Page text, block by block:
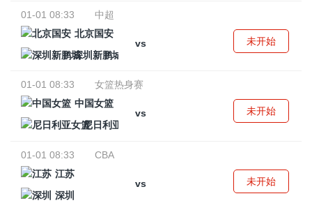
01-01 08:33
中超
北京国安
vs
深圳新鹏城
未开始
01-01 08:33
女篮热身赛
中国女篮
vs
尼日利亚女篮
未开始
01-01 08:33
CBA
江苏
vs
深圳
未开始